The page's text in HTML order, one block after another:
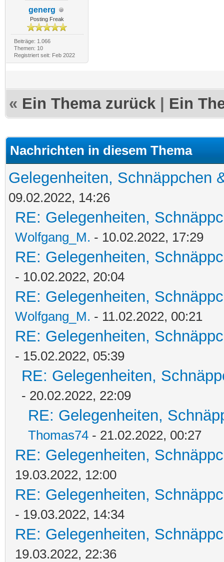
generg
Posting Freak
Beiträge: 1.066
Themen: 10
Registriert seit: Feb 2022
« Ein Thema zurück Ein
Nachrichten in diesem Thema
Gelegenheiten, Schnäppchen
09.02.2022, 14:26
RE: Gelegenheiten,
Wolfgang_M. - 10.02.2022, 17:29
RE: Gelegenheiten,
- 10.02.2022, 20:04
RE: Gelegenheiten,
Wolfgang_M. - 11.02.2022, 00:21
RE: Gelegenheiten,
- 15.02.2022, 05:39
RE: Gelegenheiten,
- 20.02.2022, 22:09
RE: Gelegenheiten,
Thomas74 - 21.02.2022, 00:27
RE: Gelegenheiten,
19.03.2022, 12:00
RE: Gelegenheiten,
- 19.03.2022, 14:34
RE: Gelegenheiten,
19.03.2022, 22:36